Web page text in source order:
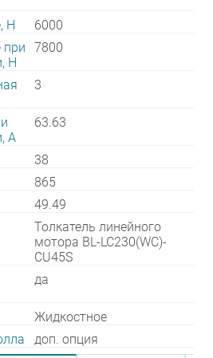
Н
6000
при
Н
7800
3
А
63.63
38
865
49.49
Толкатель линейного
мотора BL-LC230(WC)-
CU45S
да
Жидкостное
доп. опция